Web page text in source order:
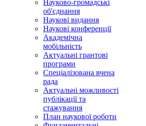
Науково-громадські
об'єднання
Наукові видання
Наукові конференції
Академічна
мобільність
Актуальні грантові
програми
Спеціалізована вчена
рада
Актуальні можливості
публікації та
стажування
План наукової роботи